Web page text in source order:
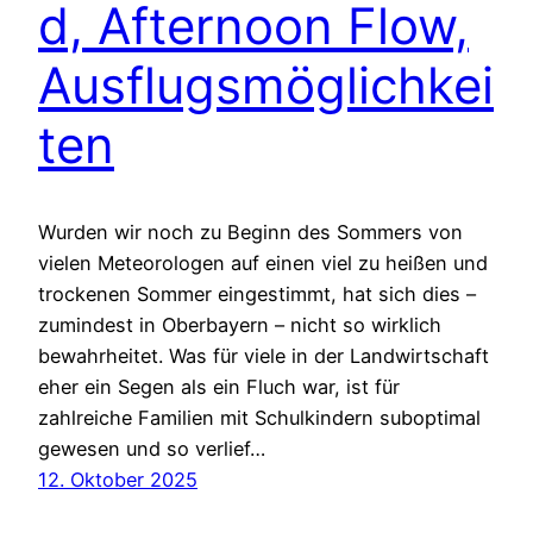
d, Afternoon Flow,
Ausflugsmöglichkei
ten
Wurden wir noch zu Beginn des Sommers von
vielen Meteorologen auf einen viel zu heißen und
trockenen Sommer eingestimmt, hat sich dies –
zumindest in Oberbayern – nicht so wirklich
bewahrheitet. Was für viele in der Landwirtschaft
eher ein Segen als ein Fluch war, ist für
zahlreiche Familien mit Schulkindern suboptimal
gewesen und so verlief…
12. Oktober 2025